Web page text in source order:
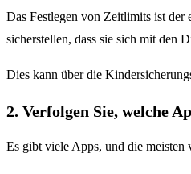
Das Festlegen von Zeitlimits ist der
sicherstellen, dass sie sich mit den
Dies kann über die
2. Verfolgen Sie, welche
Es gibt viele Apps, und die meisten